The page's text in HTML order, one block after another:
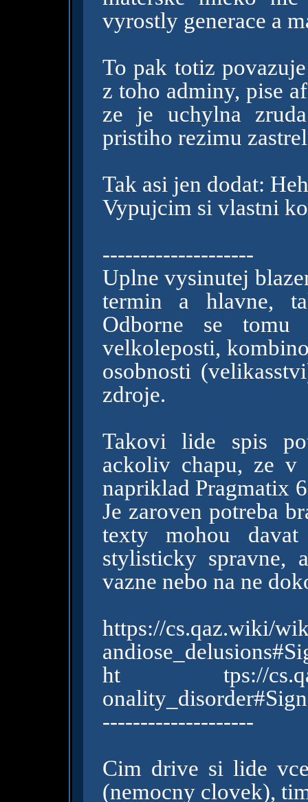
vyrostly generace a
To pak totiz
z toho adminy, pise
ze je uchylna
pristiho rezimu
Tak asi jen dodat:
Vypujcim si vlastni
--------------------
Uplne vysinutej
termin a hlavne,
Odborne se
velkoleposti,
osobnosti
zdroje.
Takovi lide spis
ackoliv chapu, ze v
napriklad Pragmatix
Je zaroven potreba
texty mohou
stylisticky spravne,
vazne nebo na ne
https://cs.qaz.wiki/
ht tps://
--------------------
Cim drive si lide
(nemocny clovek),